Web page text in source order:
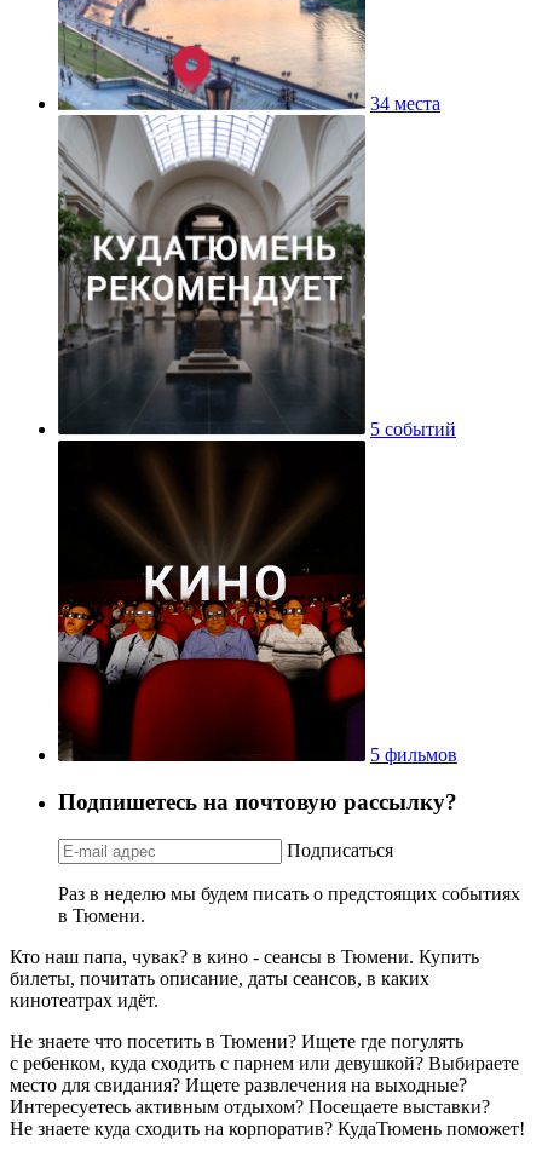
34 места
5 событий
5 фильмов
Подпишетесь на почтовую рассылку?
Подписаться
Раз в неделю мы будем писать о предстоящих событиях
в Тюмени.
Кто наш папа, чувак? в кино - сеансы в Тюмени. Купить
билеты, почитать описание, даты сеансов, в каких
кинотеатрах идёт.
Не знаете что посетить в Тюмени? Ищете где погулять
с ребенком, куда сходить с парнем или девушкой? Выбираете
место для свидания? Ищете развлечения на выходные?
Интересуетесь активным отдыхом? Посещаете выставки?
Не знаете куда сходить на корпоратив? КудаТюмень поможет!